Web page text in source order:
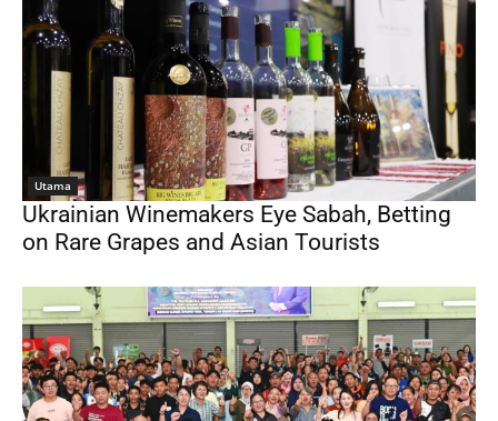
Utama
Ukrainian Winemakers Eye Sabah, Betting
on Rare Grapes and Asian Tourists